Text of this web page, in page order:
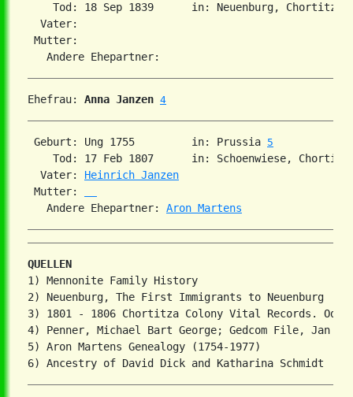
Tod: 18 Sep 1839      in: Neuenburg,
  Vater:
Mutter:
Ehefrau: Anna Janzen 4
Geburt: Ung 1755         in: Prussia 5
Tod: 17 Feb 1807      in: Schoenwiese,
  Vater:
Heinrich Janzen
Mutter:
   Andere Ehepartner:
Aron Martens
QUELLEN
1) Mennonite Family History
2) Neuenburg, The First Immigrants to Neuenburg
3) 1801 - 1806 Chortitza Colony Vital Records.
4) Penner, Michael Bart George; Gedcom File, Jan
5) Aron Martens Genealogy (1754-1977)